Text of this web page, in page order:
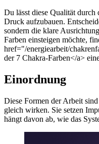
Du lässt diese Qualität
Druck aufzubauen.
sondern die klare
Farben einsteigen möchte,
href="/energiearbeit/
der 7 Chakra-Farben</a>
Einordnung
Diese Formen der Arbeit
gleich wirken. Sie setzen
hängt davon ab, wie das